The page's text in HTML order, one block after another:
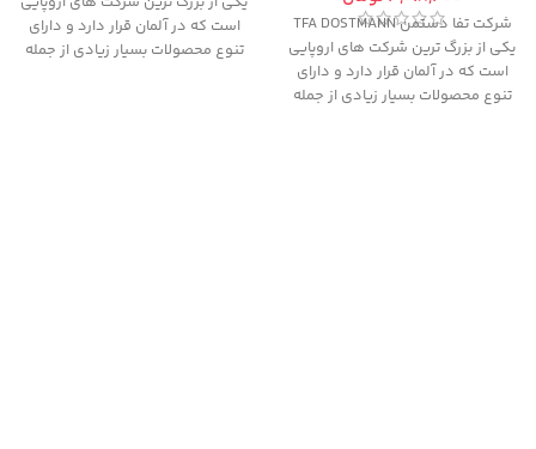
شرکت تفا دستمن TFA DOSTMANN
یکی از بزرگ ترین شرکت های اروپایی
است که در آلمان قرار دارد و دارای
تنوع محصولات بسیار زیادی از جمله
است که در آلمان قرار دارد و دارای
تنوع محصولات بسیار زیادی از جمله